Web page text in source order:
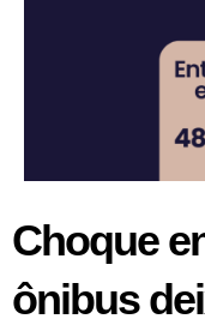
Choque
ônibus